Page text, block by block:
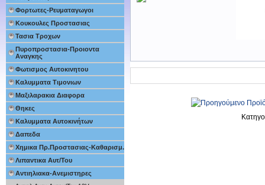
Φορτωτες-Ρευματαγωγοι
Κουκουλες Προστασιας
Τασια Τροχων
Πυροπροστασια-Προιοντα
Αναγκης
Φωτισμος Αυτοκινητου
Καλυμματα Τιμονιων
Μαξιλαρακια Διαφορα
Θηκες
Καλυμματα Αυτοκινήτων
Δαπεδα
Χημικα Πρ.Προστασιας-Καθαρισμ.
Λιπαντικα Αυτ/Του
Αντιηλιακα-Ανεμιστηρες